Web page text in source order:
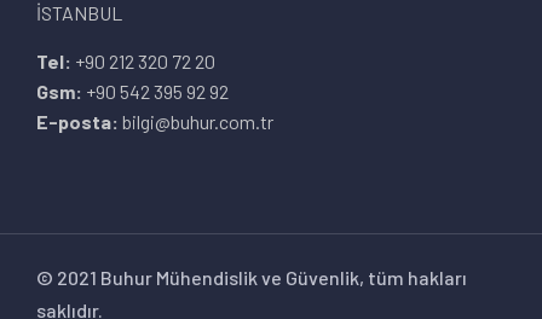
İSTANBUL
Tel: +90 212 320 72 20
Gsm: +90 542 395 92 92
E-posta: bilgi@buhur.com.tr
© 2021 Buhur Mühendislik ve Güvenlik, tüm hakları
saklıdır.